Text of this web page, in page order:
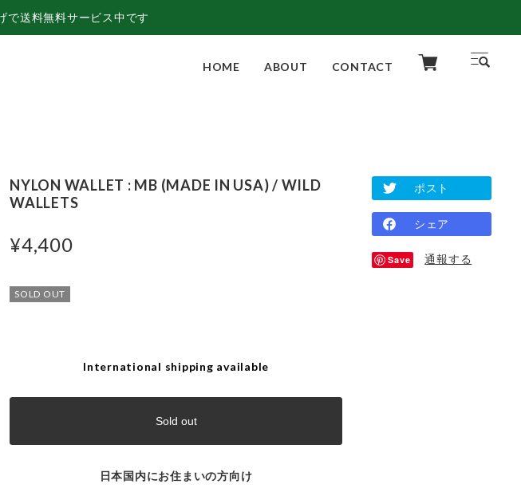
で送料無料サービス中です
HOME ABOUT CONTACT
NYLON WALLET : MB (MADE IN USA) / WILD
WALLETS
¥4,400
SOLD OUT
International shipping available
Sold out
日本国内にお住まいの方向け
ポスト
シェア
Save 通報する